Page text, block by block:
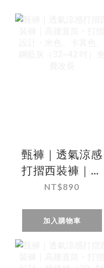
甄褲｜透氣涼感
打摺西裝褲｜高
腰直筒・打摺設
色、鋼藍灰
（32~42 吋）免
NT$890
加入購物車